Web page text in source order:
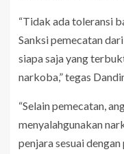
“Tidak ada toleransi
Sanksi pemecatan
siapa saja yang
narkoba,” tegas
“Selain pemecatan,
menyalahgunakan
penjara sesuai